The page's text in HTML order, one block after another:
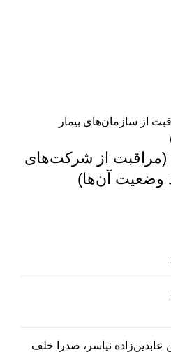
(مراقبت از شرکت‌های
وضعيت آن‌‌ها)
عابدین‌زاده نیاسر، صدرا خلف